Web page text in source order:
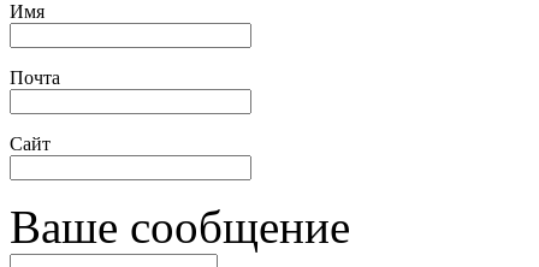
Имя
Почта
Сайт
Ваше сообщение